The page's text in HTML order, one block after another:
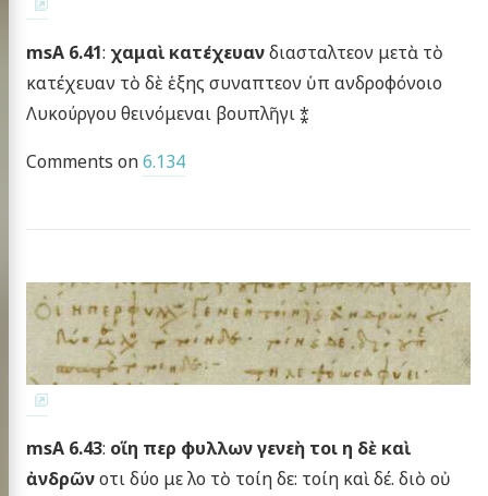
msA 6.41: χαμαὶ κατέχευανδιασταλτεον μετὰ τὸ
κατέχευαν τὸ δὲ ἑξης συναπτεον ὑπ ανδροφόνοιο
Λυκούργου θεινόμεναι βουπλῆγι ⁑
Comments on6.134
msA 6.43: οἵη περ φυλλων γενεὴ τοι η δὲ καὶ
ἀνδρῶνοτι δύο με λο τὸ τοίη δε: τοίη καὶ δέ. διὸ οὐ